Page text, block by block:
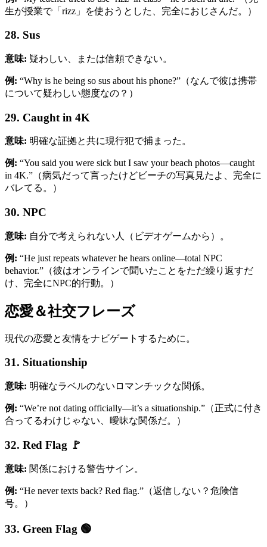
生が授業で「rizz」を使おうとした、完全におじさんだ。）
28. Sus
意味: 疑わしい、または信頼できない。
例: “Why is he being so sus about his phone?”（なんで彼は携帯
について疑わしい態度なの？）
29. Caught in 4K
意味: 明確な証拠と共に現行犯で捕まった。
例: “You said you were sick but I saw your beach photos—caught
in 4K.”（病気だって言ったけどビーチの写真見たよ、完全に
バレてる。）
30. NPC
意味: 自分で考えられない人（ビデオゲームから）。
例: “He just repeats whatever he hears online—total NPC
behavior.”（彼はオンラインで聞いたことをただ繰り返すだ
け、完全にNPC的行動。）
恋愛＆社交フレーズ
現代の恋愛と友情をナビゲートするために。
31. Situationship
意味: 明確なラベルのないロマンチックな関係。
例: “We’re not dating officially—it’s a situationship.”（正式に付き
合ってるわけじゃない、曖昧な関係だ。）
32. Red Flag 🚩
意味: 関係における警告サイン。
例: “He never texts back? Red flag.”（返信しない？危険信
号。）
33. Green Flag 🟢